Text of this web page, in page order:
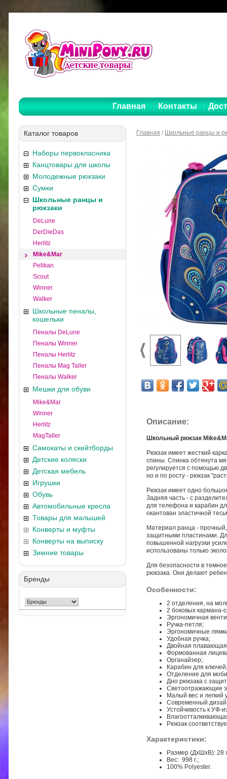
Главная Контакты
Каталог товаров
Наборы первокласника
Канцтовары для школы
Молодежные рюкзаки
Сумки
Школьные ранцы и
рюкзаки
DeLune
DerDieDas
Herlitz
Mike&Mar
Pelikan
Scout
Winner
Walker
Школьные пеналы,
кошельки
Пеналы DeLune
Пеналы Winner
Пеналы Herlitz
Пеналы Mag Taller
Пеналы Walker
Мешки для обуви
Mike&Mar
Winner
Herlitz
MagTaller
Самокаты и скейтборды
Детские коляски
Детская мебель
Игрушки
Обувь
Автомобильные кресла
Товары для малышей
Конверты и муфты
Конверты на выписку
Зимние товары
Бренды
Главная / Школьные ранцы и
Описание:
Школьный рюкзак
Рюкзак имеет жесткий
спины. Спинка обтянута
регулируется с помощью
но и по росту - рюкзак
Рюкзак имеет одно
Задняя часть - с
для телефона и карабин
окантован эластичной
Материал ранца -
защитными пластинами.
повышенной нагрузки
использованы только
Для безопасности в
рюкзака. Они делают
Особенности:
2 отделения, на
2 боковых кармана-
Эргономичная
Ручка-петля;
Эргономичные
Удобная ручка;
Двойная плавающая
Формованная
Органайзер;
Карабин для ключей;
Отделение для
Дно рюкзака с
Светоотражающие
Малый вес и легкий
Современный
Устойчивость к УФ-
Рюкзак
Характеристики:
Размер (ДхШхВ): 28
Вес: 998 г.;
100% Polyester.